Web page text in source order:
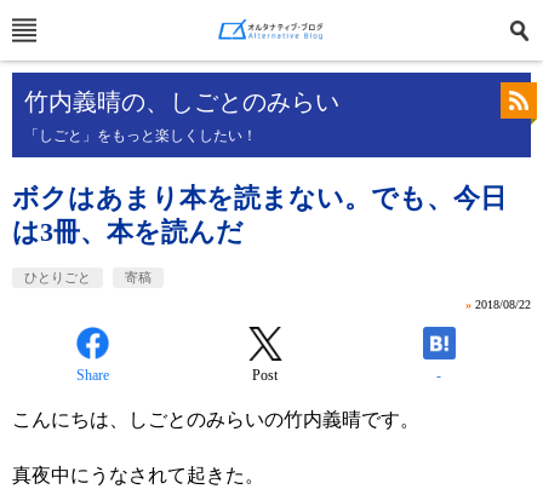
竹内義晴の、しごとのみらい
「しごと」をもっと楽しくしたい！
ボクはあまり本を読まない。でも、今日
は3冊、本を読んだ
ひとりごと 寄稿
» 2018/08/22
Share Post -
こんにちは、しごとのみらいの竹内義晴です。
真夜中にうなされて起きた。